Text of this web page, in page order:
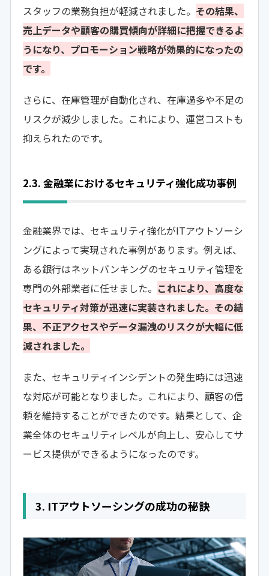
スタッフの業務負担が軽減されました。 その結果、
売上データや顧客の購買傾向が詳細に把握できるよ
うになり、プロモーション戦略が効果的になったの
です。
さらに、在庫管理が自動化され、在庫過多や不足の
リスクが減少しました。これにより、運営コストも
抑えられたのです。
2.3. 金融業におけるセキュリティ強化成功事例
金融業界では、セキュリティ強化がITアウトソーシ
ングによって実現された事例があります。例えば、
ある銀行はネットバンキングのセキュリティ管理を
専門の外部業者に任せました。 これにより、高度な
セキュリティ対策が迅速に実装されました。その結
果、不正アクセスやデータ漏洩のリスクが大幅に低
減されました。
また、セキュリティインシデントの発生時には迅速
な対応が可能となりました。これにより、顧客の信
頼を維持することができたのです。結果として、企
業全体のセキュリティレベルが向上し、安心してサ
ービス提供ができるようになったのです。
3. ITアウトソーシングの成功の秘訣